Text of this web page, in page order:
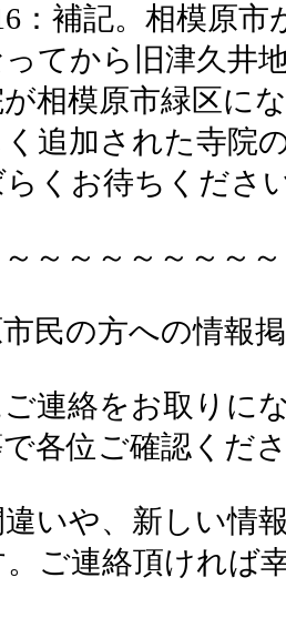
：補記。相模原
てから旧津久井
相模原市緑区に
追加された寺院
らくお待ちくださ
～～～～～～～
民の方への情
連絡をお取りに
各位ご確認くだ
いや、新しい情
ご連絡頂ければ